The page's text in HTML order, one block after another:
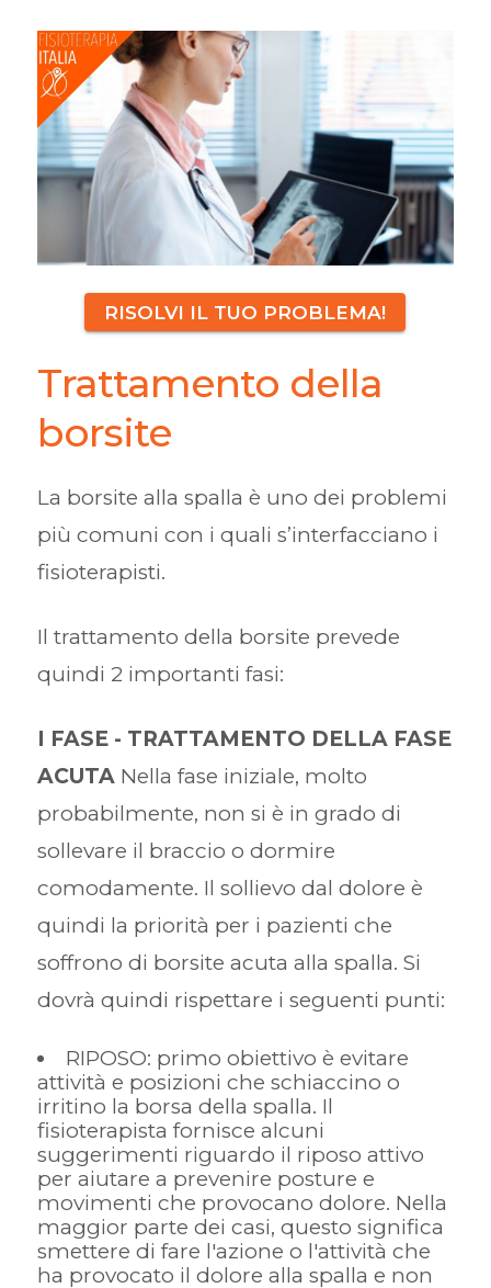
RISOLVI IL TUO PROBLEMA!
Trattamento della
borsite
La borsite alla spalla è uno dei problemi
più comuni con i quali s’interfacciano i
fisioterapisti.
Il trattamento della borsite prevede
quindi 2 importanti fasi:
I FASE - TRATTAMENTO DELLA FASE
ACUTANella fase iniziale, molto
probabilmente, non si è in grado di
sollevare il braccio o dormire
comodamente. Il sollievo dal dolore è
quindi la priorità per i pazienti che
soffrono di borsite acuta alla spalla. Si
dovrà quindi rispettare i seguenti punti:
RIPOSO: primo obiettivo è evitare
attività e posizioni che schiaccino o
irritino la borsa della spalla. Il
fisioterapista fornisce alcuni
suggerimenti riguardo il riposo attivo
per aiutare a prevenire posture e
movimenti che provocano dolore. Nella
maggior parte dei casi, questo significa
smettere di fare l'azione o l'attività che
ha provocato il dolore alla spalla e non